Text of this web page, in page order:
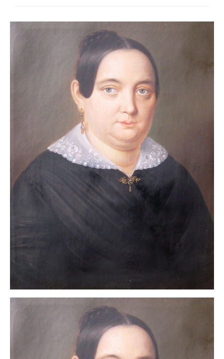
Mediterrane Landschaft
Norddeutsche Landschaften
Süddeutsche Landschaft
Selbstbildnisse
Stillleben
Tägliche Dosis Kunst
Themenflyer
Themenflyer: Trügerische Idyllen
Themenflyer: Buch und Schrift in der Kunst
Themenflyer: Sehnsucht Süden
Themenflyer: Richild Holt
Themenflyer: Ernst Geitlinger
Themenflyer: Michel Wagner
Weitere Themenflyer